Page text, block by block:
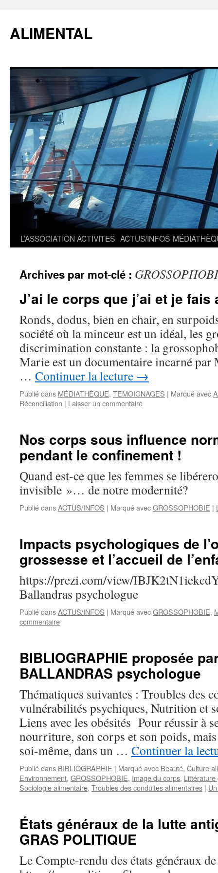
ALIMENTAL
L’ASSOCIATION ACTIVITES ACTUS/INFOS
Archives par mot-clé :
J’ai le corps que j’ai et je fais
Ronds, dodus, bien en chair, en
société où la minceur est un idéal, les
discrimination constante : la
Marie est un documentaire incarné par
… Continuer la lecture →
Publié dans MÉDIATHÈQUE, TEMOIGNAGES | Marqué avec
Réconciliation | Laisser un commentaire
Nos corps sous influence
pendant le confinement !
Quand est-ce que les femmes se
invisible »… de notre modernité?
Publié dansACTUS/INFOS | Marqué avecGROSSOPHOBIE |
Impacts psychologiques de
grossesse et l’accueil de
https://prezi.com/view/
Ballandras psychologue
Publié dansACTUS/INFOS | Marqué avecGROSSOPHOBIE,
commentaire
BIBLIOGRAPHIE proposée
BALLANDRAS psychologue
Thématiques suivantes : Troubles des
vulnérabilités psychiques, Nutrition et
Liens avec les obésités Pour réussir à
nourriture, son corps et son poids, mais
soi-même, dans un … Continuer la
Publié dans BIBLIOGRAPHIE | Marqué avec Beauté, Culture
Environnement, GROSSOPHOBIE, Image du corps,
Sociologie alimentaire, Troubles des conduites alimentaires |
États généraux de la lutte
GRAS POLITIQUE
Le Compte-rendu des états généraux